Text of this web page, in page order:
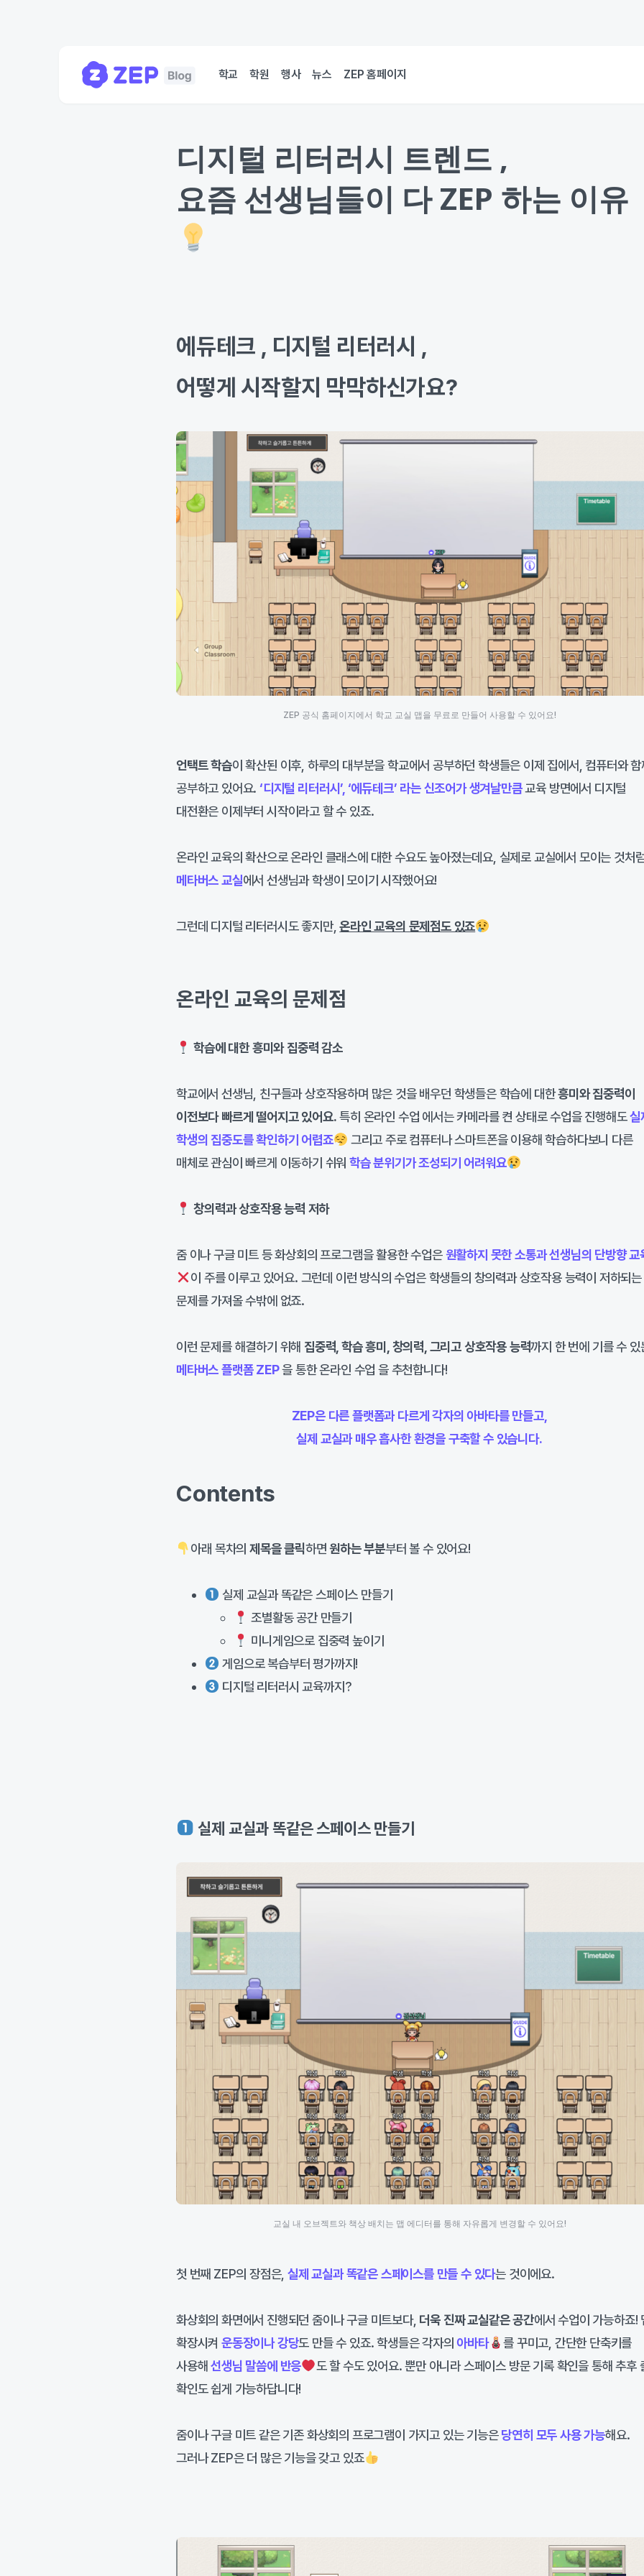
학교 학원 행사 뉴스 ZEP 홈페이지
디지털 리터러시 트렌드 ,
요즘 선생님들이 다 ZEP 하는 이유
에듀테크 , 디지털 리터러시 ,
어떻게 시작할지 막막하신가요?
ZEP 공식 홈페이지에서 학교 교실 맵을 무료로 만들어 사용할 수 있어요!
언택트 학습이 확산된 이후, 하루의 대부분을 학교에서 공부하던 학생들은 이제 집에서, 컴퓨터와 함
공부하고 있어요.‘디지털 리터러시’, ‘에듀테크’ 라는 신조어가 생겨날만큼교육 방면에서 디지털
대전환은 이제부터 시작이라고 할 수 있죠.
온라인 교육의 확산으로 온라인 클래스에 대한 수요도 높아졌는데요, 실제로 교실에서 모이는 것처
메타버스 교실에서 선생님과 학생이 모이기 시작했어요!
그런데 디지털 리터러시도 좋지만,온라인 교육의 문제점도 있죠
온라인 교육의 문제점
학습에 대한 흥미와 집중력 감소
학교에서 선생님, 친구들과 상호작용하며 많은 것을 배우던 학생들은 학습에 대한흥미와 집중력이
이전보다 빠르게 떨어지고 있어요.특히 온라인 수업 에서는 카메라를 켠 상태로 수업을 진행해도실
학생의 집중도를 확인하기 어렵죠
그리고 주로 컴퓨터나 스마트폰을 이용해 학습하다보니 다른
매체로 관심이 빠르게 이동하기 쉬워학습 분위기가 조성되기 어려워요
창의력과 상호작용 능력 저하
줌 이나 구글 미트 등 화상회의 프로그램을 활용한 수업은 원활하지 못한 소통과 선생님의 단방향 교
이 주를 이루고 있어요. 그런데 이런 방식의 수업은 학생들의 창의력과 상호작용 능력이 저하되는
문제를 가져올 수밖에 없죠.
이런 문제를 해결하기 위해 집중력, 학습 흥미, 창의력, 그리고 상호작용 능력까지 한 번에 기를 수 있
메타버스 플랫폼 ZEP을 통한 온라인 수업 을 추천합니다!
ZEP은 다른 플랫폼과 다르게 각자의 아바타를 만들고,
실제 교실과 매우 흡사한 환경을 구축할 수 있습니다.
Contents
아래 목차의제목을 클릭하면원하는 부분부터 볼 수 있어요!
실제 교실과 똑같은 스페이스 만들기
조별활동 공간 만들기
미니게임으로 집중력 높이기
게임으로 복습부터 평가까지!
디지털 리터러시 교육까지?
실제 교실과 똑같은 스페이스 만들기
교실 내 오브젝트와 책상 배치는 맵 에디터를 통해 자유롭게 변경할 수 있어요!
첫 번째 ZEP의 장점은, 실제 교실과 똑같은 스페이스를 만들 수 있다는 것이에요.
화상회의 화면에서 진행되던 줌이나 구글 미트보다, 더욱 진짜 교실같은 공간에서 수업이 가능하죠!
확장시켜 운동장이나 강당도 만들 수 있죠. 학생들은 각자의 아바타
를 꾸미고, 간단한 단축키를
사용해선생님 말씀에 반응
도 할 수도 있어요. 뿐만 아니라 스페이스 방문 기록 확인을 통해 추후
확인도 쉽게 가능하답니다!
줌이나 구글 미트 같은 기존 화상회의 프로그램이 가지고 있는 기능은당연히 모두 사용 가능해요.
그러나 ZEP은 더 많은 기능을 갖고 있죠